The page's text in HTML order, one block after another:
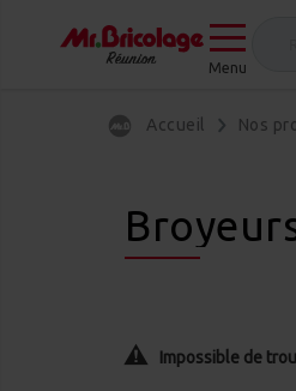
Menu
Accueil Nos
Impossible de